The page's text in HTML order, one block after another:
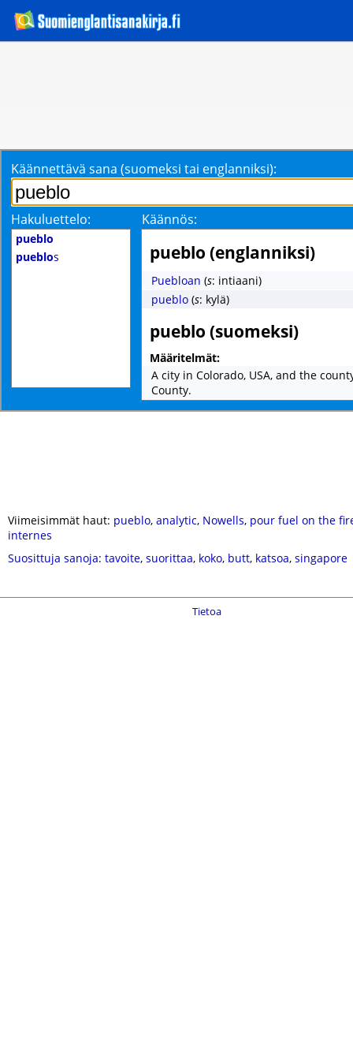
Käännettävä sana (suomeksi tai englanniksi):
Hakuluettelo: Käännös:
pueblo
pueblos pueblo (englanniksi)
Puebloan (s: intiaani)
pueblo (s: kylä)
pueblo (suomeksi)
Määritelmät:
A city in Colorado, USA, and the
County.
Viimeisimmät haut: pueblo, analytic, Nowells, pour fuel on the
internes
Suosittuja sanoja: tavoite, suorittaa, koko, butt, katsoa, singapore
Tietoa